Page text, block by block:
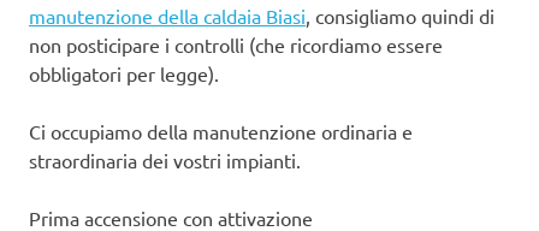
manutenzione della caldaia Biasi , consigliamo quindi di
non posticipare i controlli (che ricordiamo essere
obbligatori per legge).
Ci occupiamo della manutenzione ordinaria e
straordinaria dei vostri impianti.
Prima accensione con attivazione